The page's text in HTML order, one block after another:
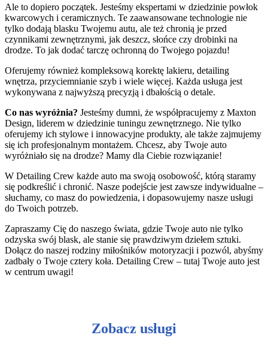
Ale to dopiero początek. Jesteśmy ekspertami w dziedzinie powłok
kwarcowych i ceramicznych. Te zaawansowane technologie nie
tylko dodają blasku Twojemu autu, ale też chronią je przed
czynnikami zewnętrznymi, jak deszcz, słońce czy drobinki na
drodze. To jak dodać tarczę ochronną do Twojego pojazdu!
Oferujemy również kompleksową korektę lakieru, detailing
wnętrza, przyciemnianie szyb i wiele więcej. Każda usługa jest
wykonywana z najwyższą precyzją i dbałością o detale.
Co nas wyróżnia? Jesteśmy dumni, że współpracujemy z Maxton
Design, liderem w dziedzinie tuningu zewnętrznego. Nie tylko
oferujemy ich stylowe i innowacyjne produkty, ale także zajmujemy
się ich profesjonalnym montażem. Chcesz, aby Twoje auto
wyróżniało się na drodze? Mamy dla Ciebie rozwiązanie!
W Detailing Crew każde auto ma swoją osobowość, którą staramy
się podkreślić i chronić. Nasze podejście jest zawsze indywidualne –
słuchamy, co masz do powiedzenia, i dopasowujemy nasze usługi
do Twoich potrzeb.
Zapraszamy Cię do naszego świata, gdzie Twoje auto nie tylko
odzyska swój blask, ale stanie się prawdziwym dziełem sztuki.
Dołącz do naszej rodziny miłośników motoryzacji i pozwól, abyśmy
zadbały o Twoje cztery koła. Detailing Crew – tutaj Twoje auto jest
w centrum uwagi!
Zobacz usługi